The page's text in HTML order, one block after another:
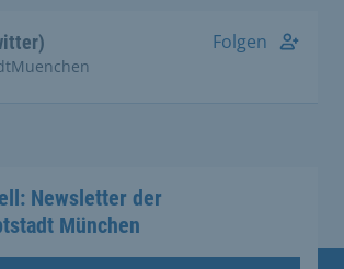
Folgen
Newsletter der
München